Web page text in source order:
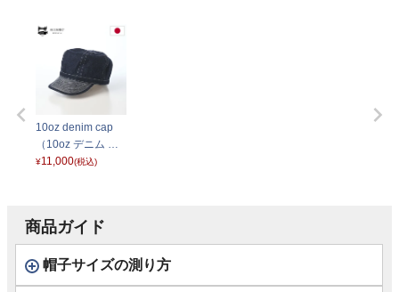
10oz denim cap
（10oz デニム キ
ャップ） インディ
¥11,000(税込)
商品ガイド
帽子サイズの測り方